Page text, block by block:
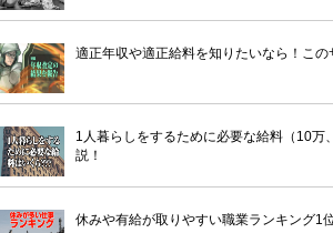
適正年収や適正給料を知りたいなら！この
1人暮らしをするために必要な給料（10万
説！
休みや有給が取りやすい職業ランキング1